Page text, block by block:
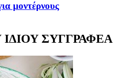
μοντέρνους
ΣΥΓΓΡΑΦΕΑ